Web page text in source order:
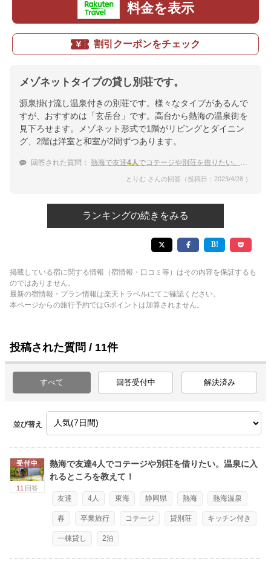
料金を表示
割引クーポンをチェック
メゾネットタイプの貸し別荘です。
源泉掛け流し温泉付きの別荘です。様々なタイプがあるんで
すが、おすすめは「玄岳台」です。高台から熱海の温泉街を
見下ろせます。メゾネット形式で1階がリビングとダイニン
グ、2階は洋室と和室が2間ずつあります。
回答された質問： 熱海で友達4人でコテージや別荘を借りたい。温泉に入れるところを教えて！
とりむ さんの回答（投稿日：2023/4/28 ）
ランキングの続きをみる
掲載している宿に関する情報（宿情報・口コミ等）はその内容を保証するも
のではありません。
最新の宿情報・プラン情報は楽天トラベルにてご確認ください。
本ページからの旅行予約ではGポイントは加算されません。
投稿された質問 / 11件
すべて 回答受付中 解決済み
並び替え
受付中
11 回答
熱海で友達4人でコテージや別荘を借りたい。温泉に入
れるところを教えて！
友達 4人 東海 静岡県 熱海 熱海温泉
春 卒業旅行 コテージ 貸別荘 キッチン付き
一棟貸し 2泊